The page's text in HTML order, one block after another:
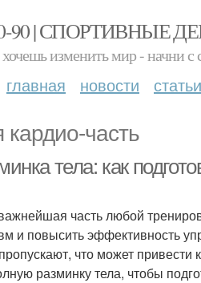
90 | СПОРТИВНЫЕ
хочешь изменить мир - начни с
главная новости статьи
часть
тела: как
часть любой
и повысить эффективность
что может
разминку тела, чтобы